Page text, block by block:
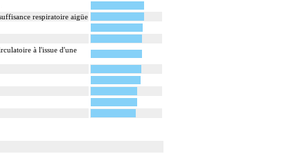
respiratoire aigüe
à l'issue d'une